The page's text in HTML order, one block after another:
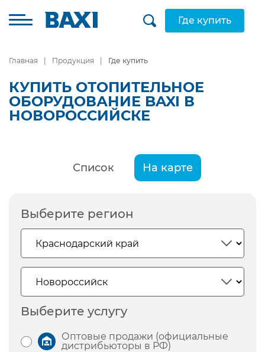
Где купить
Главная Продукция Где купить
КУПИТЬ ОТОПИТЕЛЬНОЕ
ОБОРУДОВАНИЕ BAXI В
НОВОРОССИЙСКЕ
Список На карте
Выберите регион
Выберите услугу
Оптовые продажи (официальные
дистрибьюторы в РФ)